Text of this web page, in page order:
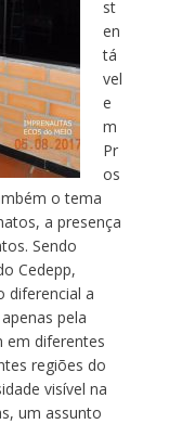
st
en
tá
vel
e
m
Pr
os
o tema
a presença
Sendo
Cedepp,
diferencial a
pela
em diferentes
regiões do
visível na
um assunto